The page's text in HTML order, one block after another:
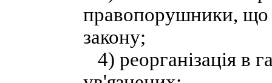
правопорушники, що
закону;
4) реорганізація в